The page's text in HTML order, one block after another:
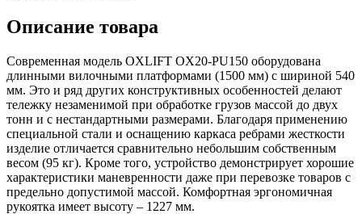
Описание товара
Современная модель OXLIFT OX20-PU150 оборудована
длинными вилочными платформами (1500 мм) с шириной 540
мм. Это и ряд других конструктивных особенностей делают
тележку незаменимой при обработке грузов массой до двух
тонн и с нестандартными размерами. Благодаря применению
специальной стали и оснащению каркаса ребрами жесткости
изделие отличается сравнительно небольшим собственным
весом (95 кг). Кроме того, устройство демонстрирует хорошие
характеристики маневренности даже при перевозке товаров с
предельно допустимой массой. Комфортная эргономичная
рукоятка имеет высоту – 1227 мм.